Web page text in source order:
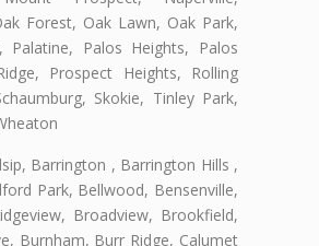
Forest, Oak Lawn, Oak Park,
Palatine, Palos Heights, Palos
Prospect Heights, Rolling
Skokie, Tinley Park,
Barrington , Barrington Hills ,
Park, Bellwood, Bensenville,
Broadview, Brookfield,
Burnham, Burr Ridge, Calumet